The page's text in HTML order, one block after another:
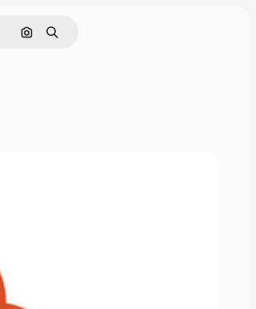
Rechercher par image
Rechercher